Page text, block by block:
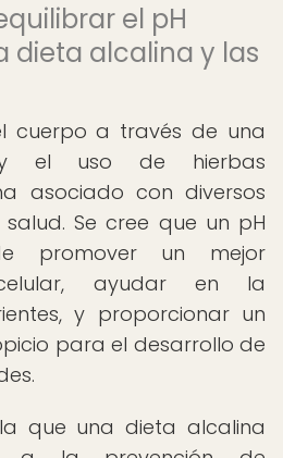
el pH
dieta alcalina y las
cuerpo a través de una
el uso de hierbas
asociado con diversos
Se cree que un pH
promover un mejor
celular, ayudar en la
y proporcionar un
para el desarrollo de
que una dieta alcalina